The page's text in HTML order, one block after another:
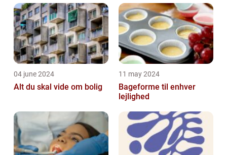
04 june 2024
Alt du skal vide om bolig
11 may 2024
Bageforme til enhver
lejlighed